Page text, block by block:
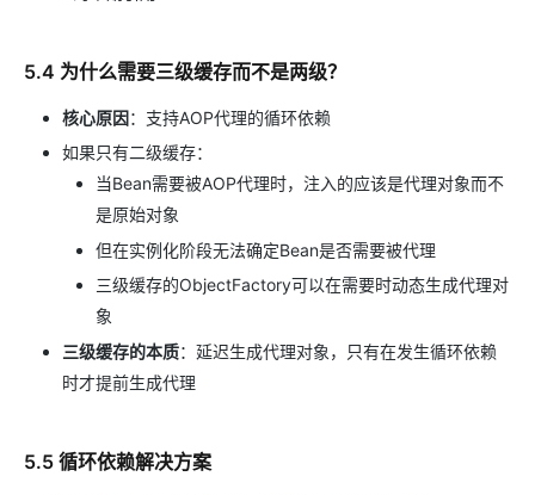
5.4 为什么需要三级缓存而不是两级？
核心原因：支持AOP代理的循环依赖
如果只有二级缓存：
当Bean需要被AOP代理时，注入的应该是代理对象而不
是原始对象
但在实例化阶段无法确定Bean是否需要被代理
三级缓存的ObjectFactory可以在需要时动态生成代理对
象
三级缓存的本质：延迟生成代理对象，只有在发生循环依赖
时才提前生成代理
5.5 循环依赖解决方案